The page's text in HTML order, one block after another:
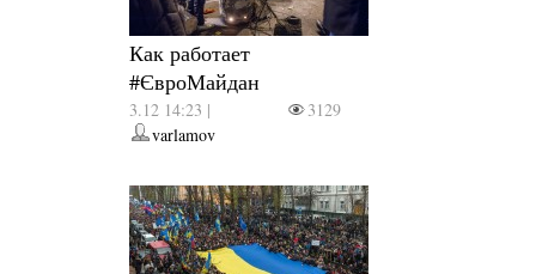
Как работает
#ЄвроМайдан
3.12 14:23 |
3129
varlamov